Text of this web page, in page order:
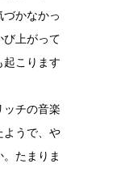
づかなかっ
び上がって
起こります
ッチの音楽
ようで、や
たまりま